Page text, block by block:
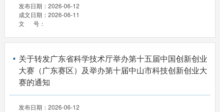
发布日期： 2026-06-12
成文日期： 2026-06-11
文 号：
关于转发广东省科学技术厅举办第十五届中国创新创业
大赛（广东赛区）及举办第十届中山市科技创新创业大
赛的通知
发布日期： 2026-06-12